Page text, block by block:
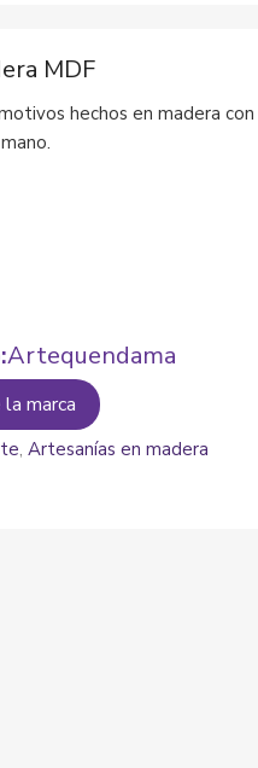
MDF
hechos en madera con
Artequendama
marca
,Artesanías en madera